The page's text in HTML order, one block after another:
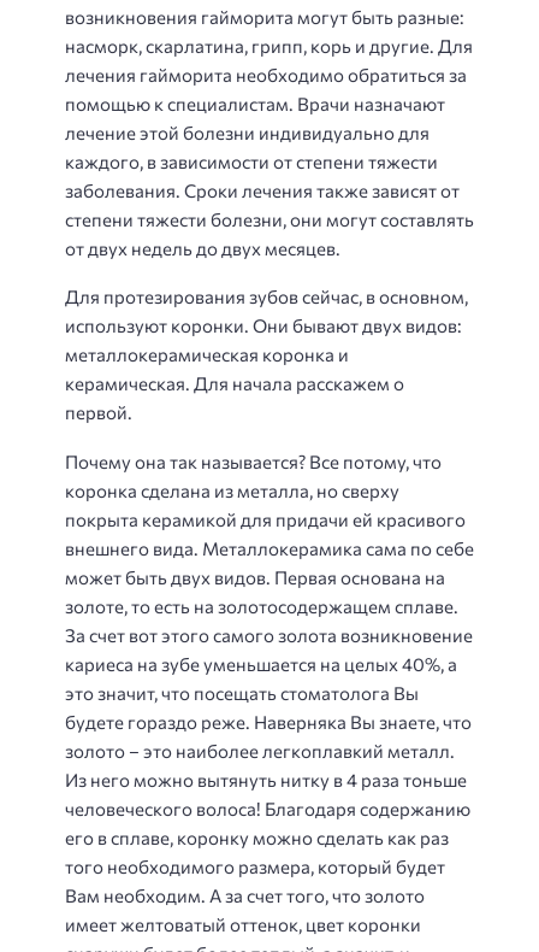
возникновения гайморита могут быть разные:
насморк, скарлатина, грипп, корь и другие. Для
лечения гайморита необходимо обратиться за
помощью к специалистам. Врачи назначают
лечение этой болезни индивидуально для
каждого, в зависимости от степени тяжести
заболевания. Сроки лечения также зависят от
степени тяжести болезни, они могут составлять
от двух недель до двух месяцев.
Для протезирования зубов сейчас, в основном,
используют коронки. Они бывают двух видов:
металлокерамическая коронка и
керамическая. Для начала расскажем о
первой.
Почему она так называется? Все потому, что
коронка сделана из металла, но сверху
покрыта керамикой для придачи ей красивого
внешнего вида. Металлокерамика сама по себе
может быть двух видов. Первая основана на
золоте, то есть на золотосодержащем сплаве.
За счет вот этого самого золота возникновение
кариеса на зубе уменьшается на целых 40%, а
это значит, что посещать стоматолога Вы
будете гораздо реже. Наверняка Вы знаете, что
золото – это наиболее легкоплавкий металл.
Из него можно вытянуть нитку в 4 раза тоньше
человеческого волоса! Благодаря содержанию
его в сплаве, коронку можно сделать как раз
того необходимого размера, который будет
Вам необходим. А за счет того, что золото
имеет желтоватый оттенок, цвет коронки